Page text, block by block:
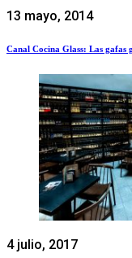
13 mayo, 2014
Canal Cocina Glass: Las gafas
4 julio, 2017